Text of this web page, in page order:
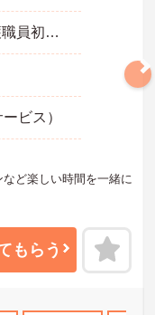
■資格不問 ※介護職員初任者研修（ヘルパー2級）以上あれば尚可 ※普通自動車運転免許必須（ＡＴ限定可）
ビス）
ど楽しい時間を一緒に
さらに詳細をお話しい
もらう